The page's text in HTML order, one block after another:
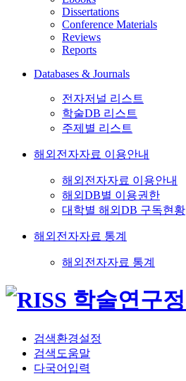
Dissertations
Conference Materials
Reviews
Reports
Databases & Journals
전자저널 리스트
학술DB 리스트
주제별 리스트
해외전자자료 이용안내
해외전자자료 이용안내
해외DB별 이용권한
대학별 해외DB 구독현황
해외전자자료 통계
해외전자자료 통계
검색환경설정
검색도움말
다국어입력